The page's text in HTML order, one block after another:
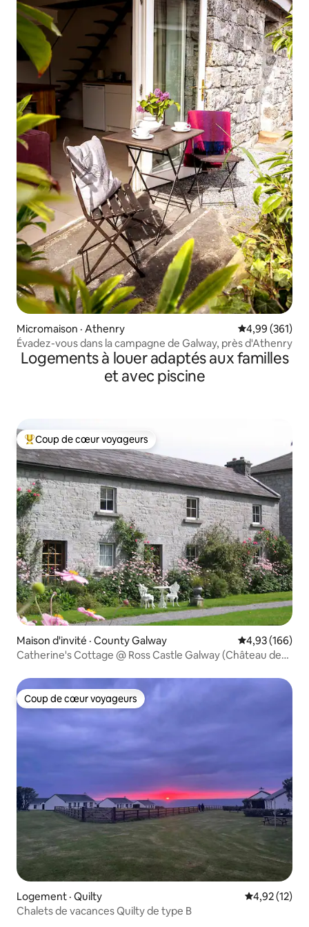
Micromaison · Athenry Note
4,99 (361)
Évadez-vous dans la campagne de Galway, près d'Athenry
Logements à louer adaptés aux familles
et avec piscine
Coup de cœur voyageurs parmi les plus aimés
Coup de cœur voyageurs
Maison d'invité · County Galway Note
4,93 (166)
Catherine's Cottage @ Ross Castle Galway (Château de
Coup de cœur voyageurs
Coup de cœur voyageurs
Logement · Quilty Note
4,92 (12)
Chalets de vacances Quilty de type B